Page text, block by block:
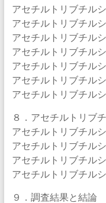
アセチルトリブチル
アセチルトリブチル
アセチルトリブチル
アセチルトリブチル
アセチルトリブチル
アセチルトリブチル
アセチルトリブチル
８．アセチルトリブ
アセチルトリブチル
アセチルトリブチル
アセチルトリブチル
アセチルトリブチル
９．調査結果と結論